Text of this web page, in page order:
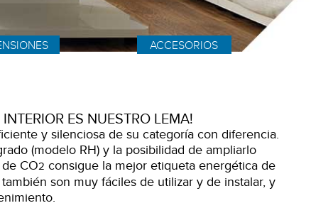
ACCESORIOS
ES NUESTRO LEMA!
y silenciosa de su categoría con diferencia.
(modelo RH) y la posibilidad de ampliarlo
CO2 consigue la mejor etiqueta energética de
son muy fáciles de utilizar y de instalar, y